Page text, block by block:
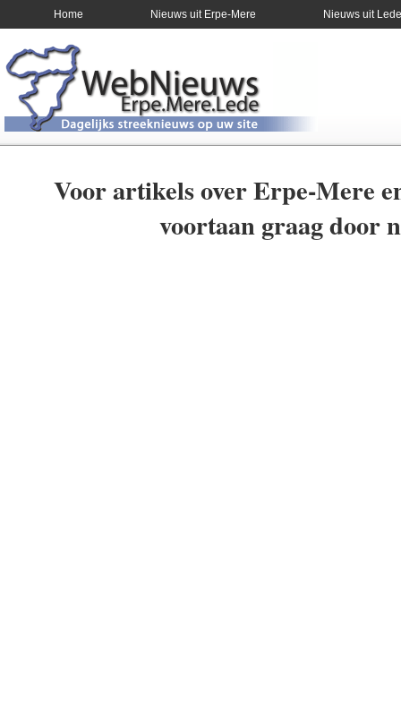
Home Nieuws uit Erpe-Mere Nieuws uit Lede
Voor artikels over Erpe-Mere
voortaan graag door